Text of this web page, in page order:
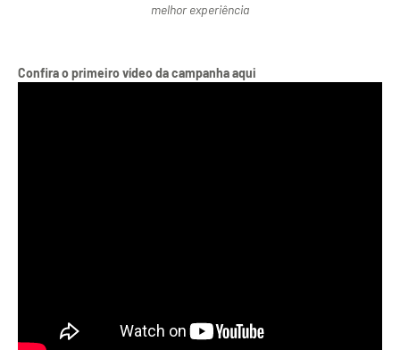
melhor experiência
Confira o primeiro vídeo da campanha aqui